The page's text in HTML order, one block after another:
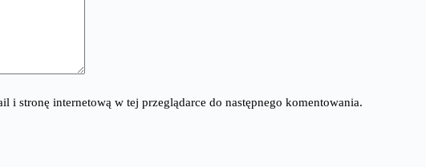
i stronę internetową w tej przeglądarce do następnego komentowania.